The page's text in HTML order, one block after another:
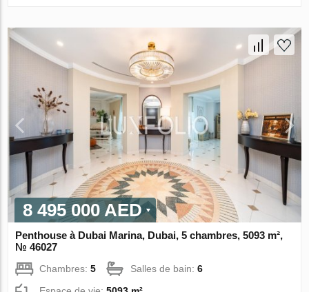
8 495 000 AED
Penthouse à Dubai Marina, Dubai, 5 chambres, 5093 m²,
№ 46027
Chambres:5 Salles de bain:6